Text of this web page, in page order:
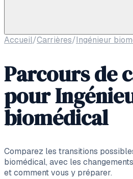
Accueil/Carrières/Ingénieur
Parcours de
pour
biomédical
Comparez les transitions
biomédical, avec les
et comment vous y préparer.